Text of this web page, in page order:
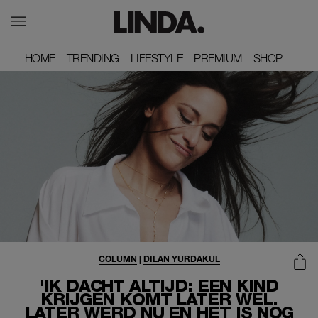
HOME
HOME TRENDING
TRENDING LIFESTYLE
LIFESTYLE PREMIUM
PREMIUM SHOP
SHOP
'IK DACHT ALTIJD: EEN KIND
KRIJGEN KOMT LATER WEL.
LATER WERD NU EN HET IS NOG
COLUMN | DILAN YURDAKUL